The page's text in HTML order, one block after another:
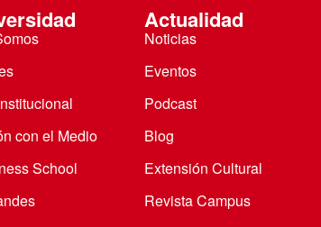
con el Medio
School
Actualidad
Noticias
Eventos
Podcast
Blog
Extensión Cultural
Revista Campus